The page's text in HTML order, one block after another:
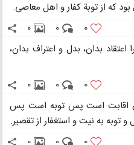
که از توبة کفار و اهل معاصی.
0
0
0
اعتقاد بدان، بدل و اعتراف بدان،
0
0
0
اقابت است پس توبه است پس
توبه به نیت و استغفار از تقصیر.
0
0
0